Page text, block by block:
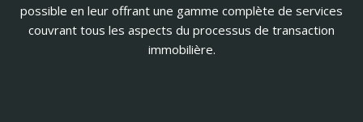
possible en leur offrant une gamme complète de services
couvrant tous les aspects du processus de transaction
immobilière.